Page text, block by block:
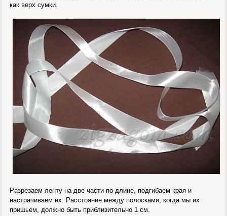
как верх сумки.
Разрезаем ленту на две части по длине, подгибаем края и
настрачиваем их. Расстояние между полосками, когда мы их
пришьем, должно быть приблизительно 1 см.